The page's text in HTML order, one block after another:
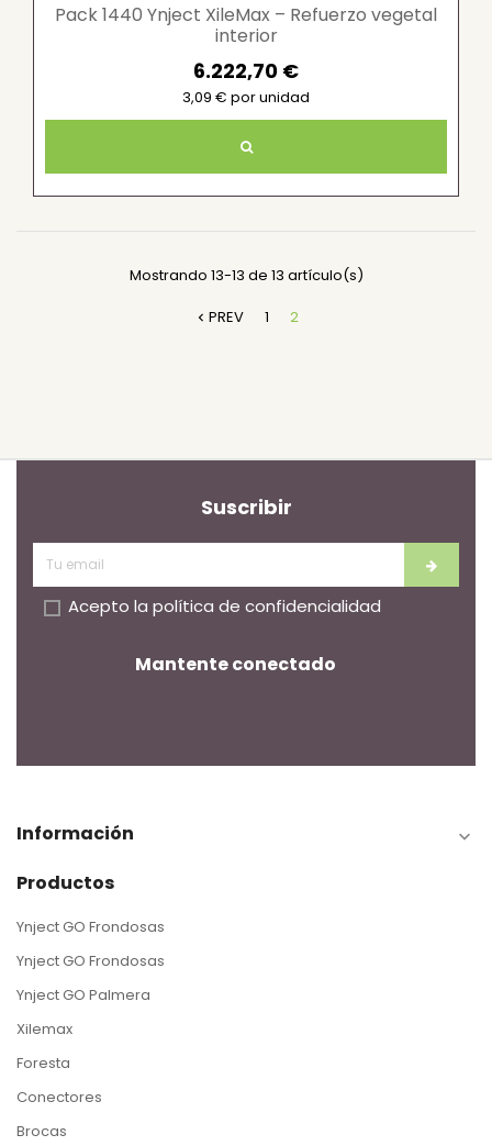
Pack 1440 Ynject XileMax – Refuerzo vegetal
interior
6.222,70 €
3,09 € por unidad
Mostrando 13-13 de 13 artículo(s)
 PREV 1 2
Suscribir
Acepto la política de confidencialidad
Mantente conectado
Información 
Productos
Ynject GO Frondosas
Ynject GO Frondosas
Ynject GO Palmera
Xilemax
Foresta
Conectores
Brocas